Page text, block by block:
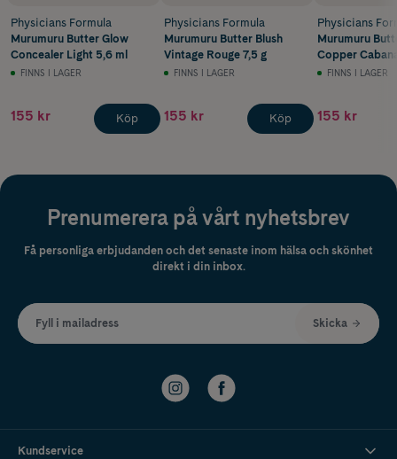
Physicians Formula
Murumuru Butter Glow
Concealer Light 5,6 ml
FINNS I LAGER
155 kr Köp
Physicians Formula
Murumuru Butter Blush
Vintage Rouge 7,5 g
FINNS I LAGER
155 kr Köp
Physicians
Murumuru
Copper
FINNS I LAGER
155 kr
Prenumerera på vårt nyhetsbrev
Få personliga erbjudanden och det senaste inom hälsa och skönhet
direkt i din inbox.
Fyll i mailadress Skicka
Kundservice